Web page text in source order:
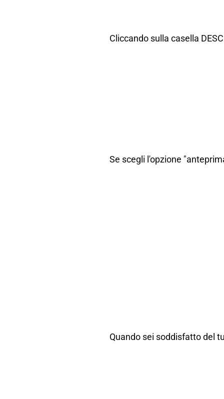
Cliccando sulla casella
Se scegli l'opzione
Quando sei soddisfatto del